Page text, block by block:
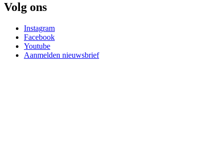
Volg ons
Instagram
Facebook
Youtube
Aanmelden nieuwsbrief